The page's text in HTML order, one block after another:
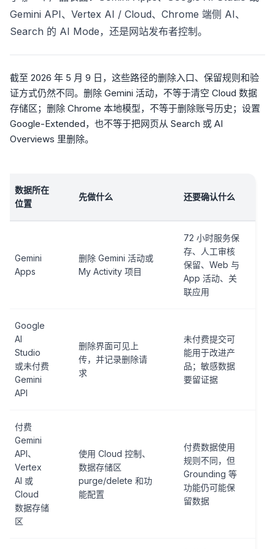
Gemini API、Vertex AI / Cloud、Chrome 端侧 AI、
Search 的 AI Mode，还是网站发布者控制。
截至 2026 年 5 月 9 日，这些路径的删除入口、保留规则和验
证方式仍然不同。删除 Gemini 活动，不等于清空 Cloud 数据
存储区；删除 Chrome 本地模型，不等于删除账号历史；设置
Google-Extended，也不等于把网页从 Search 或 AI
Overviews 里删除。
数据所在
位置
先做什么 还要确认什么
Gemini
Apps
删除 Gemini 活动或
My Activity 项目
72 小时服务保
存、人工审核
保留、Web 与
App 活动、关
联应用
Google
AI
Studio
或未付费
Gemini
API
删除界面可见上
传，并记录删除请
求
未付费提交可
能用于改进产
品；敏感数据
要留证据
付费
Gemini
API、
Vertex
AI 或
Cloud
数据存储
区
使用 Cloud 控制、
数据存储区
purge/delete 和功
能配置
付费数据使用
规则不同，但
Grounding 等
功能仍可能保
留数据